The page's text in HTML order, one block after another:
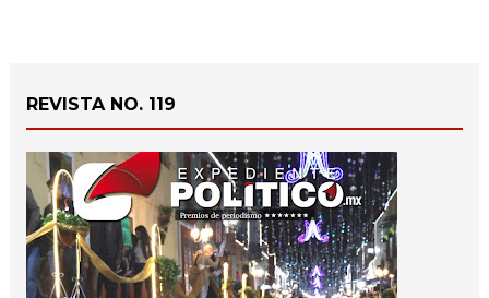
REVISTA NO. 119